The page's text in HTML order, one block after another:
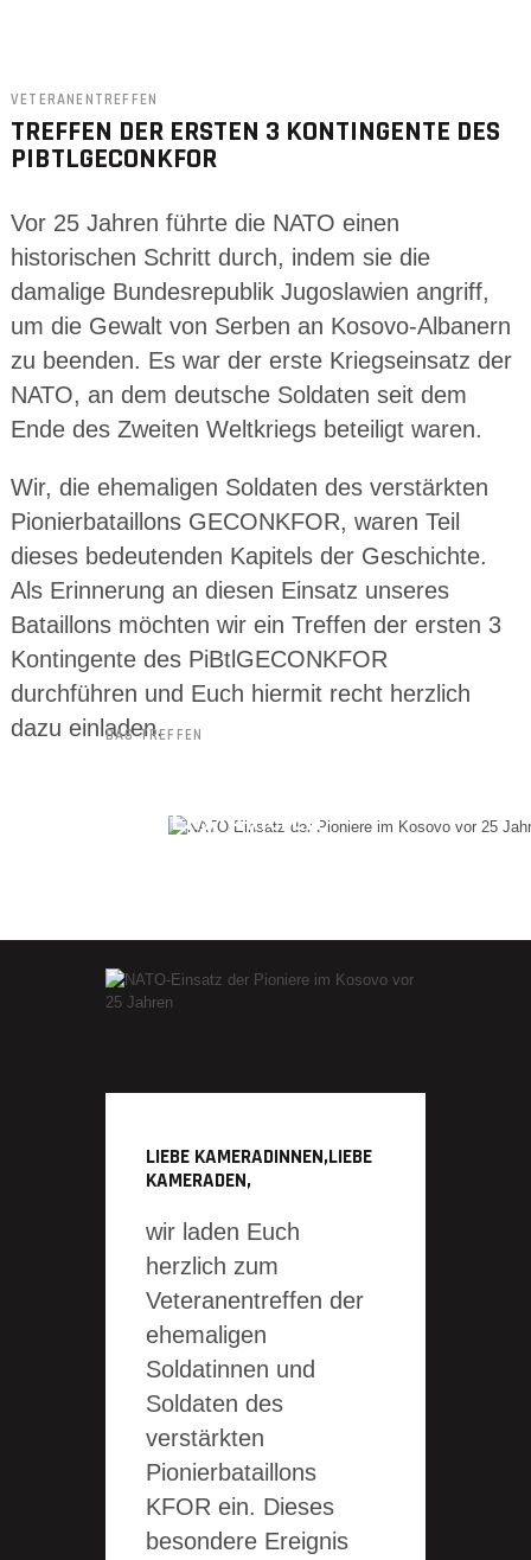
VETERANENTREFFEN
TREFFEN DER ERSTEN 3 KONTINGENTE DES
PIBTLGECONKFOR
Vor 25 Jahren führte die NATO einen
historischen Schritt durch, indem sie die
damalige Bundesrepublik Jugoslawien angriff,
um die Gewalt von Serben an Kosovo-Albanern
zu beenden. Es war der erste Kriegseinsatz der
NATO, an dem deutsche Soldaten seit dem
Ende des Zweiten Weltkriegs beteiligt waren.
Wir, die ehemaligen Soldaten des verstärkten
Pionierbataillons GECONKFOR, waren Teil
dieses bedeutenden Kapitels der Geschichte.
Als Erinnerung an diesen Einsatz unseres
Bataillons möchten wir ein Treffen der ersten 3
Kontingente des PiBtlGECONKFOR
durchführen und Euch hiermit recht herzlich
dazu einladen.
DAS TREFFEN
DES VERSTÄRKTEN
LIEBE KAMERADINNEN,LIEBE
KAMERADEN,
wir laden Euch
herzlich zum
Veteranentreffen der
ehemaligen
Soldatinnen und
Soldaten des
verstärkten
Pionierbataillons
KFOR ein. Dieses
besondere Ereignis